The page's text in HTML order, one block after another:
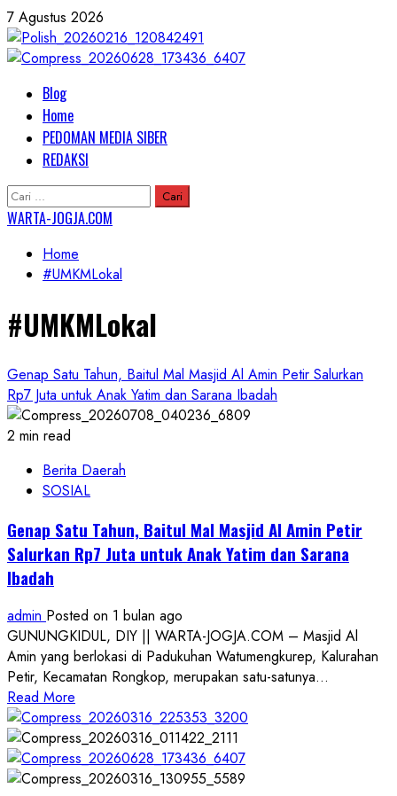
Skip
to
content
7 Agustus 2026
Primary
Menu
Blog
Home
PEDOMAN MEDIA SIBER
REDAKSI
Cari
untuk:
WARTA-JOGJA.COM
Home
#UMKMLokal
#UMKMLokal
Genap Satu Tahun, Baitul Mal Masjid Al Amin Petir Salurkan
Rp7 Juta untuk Anak Yatim dan Sarana Ibadah
2 min read
Berita Daerah
SOSIAL
Genap Satu Tahun, Baitul Mal Masjid Al Amin Petir
Salurkan Rp7 Juta untuk Anak Yatim dan Sarana
Ibadah
admin Posted on 1 bulan ago
GUNUNGKIDUL, DIY || WARTA-JOGJA.COM – Masjid Al
Amin yang berlokasi di Padukuhan Watumengkurep, Kalurahan
Petir, Kecamatan Rongkop, merupakan satu-satunya...
Read More
more
about
Genap
Satu